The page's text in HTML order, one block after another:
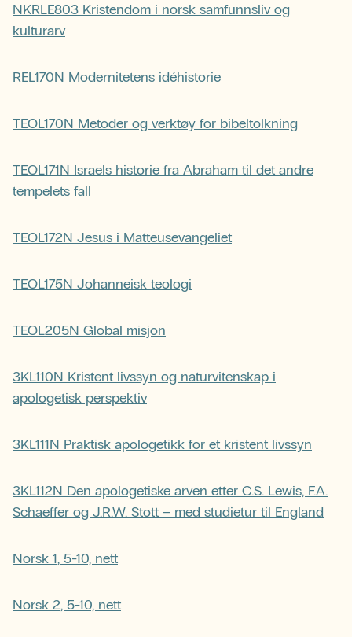
NKRLE803 Kristendom i norsk samfunnsliv og
kulturarv
REL170N Modernitetens idéhistorie
TEOL170N Metoder og verktøy for bibeltolkning
TEOL171N Israels historie fra Abraham til det andre
tempelets fall
TEOL172N Jesus i Matteusevangeliet
TEOL175N Johanneisk teologi
TEOL205N Global misjon
3KL110N Kristent livssyn og naturvitenskap i
apologetisk perspektiv
3KL111N Praktisk apologetikk for et kristent livssyn
3KL112N Den apologetiske arven etter C.S. Lewis, F.A.
Schaeffer og J.R.W. Stott – med studietur til England
Norsk 1, 5-10, nett
Norsk 2, 5-10, nett